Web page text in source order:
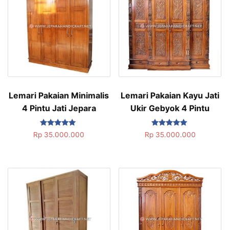
Lemari Pakaian Minimalis
4 Pintu Jati Jepara
Dinilai
5.00
Rp 35.000.000
Lemari Pakaian Kayu Jati
Ukir Gebyok 4 Pintu
Dinilai
5.00
Rp35.000.000